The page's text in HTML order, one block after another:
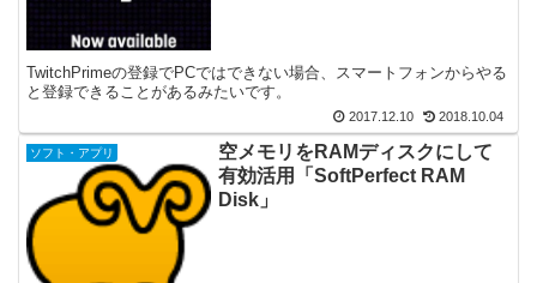
TwitchPrimeの登録でPCではできない場合、スマートフォンからやる
と登録できることがあるみたいです。
2017.12.10 2018.10.04
ソフト・アプリ
空メモリをRAMディスクにして
有効活用「SoftPerfect RAM
Disk」